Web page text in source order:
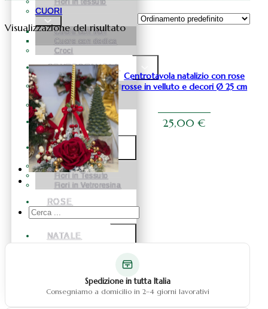
Fiori in tessuto
CUORI
Cuore con fiori
Cuore con dedica
Croci
CENTROTAVOLA
Centrotavola fiori e
pampas
Centrotavola fiori
BOX FLOREALE
FIORI
Fiori in Silicone
Fiori in Tessuto
Fiori in Vetroresina
ROSE
STABILIZZATE
NATALE
Natale centrotavola
Natale decorazioni
Cerca
Spedizione in tutta Italia
Consegniamo a domicilio in 2–4 giorni lavorativi
Visualizzazione del risultato
Centrotavola natalizio con rose
rosse in velluto e decori Ø 25 cm
25,00€